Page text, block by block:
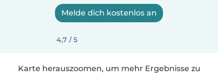
Melde dich kostenlos an
4,7 / 5
Karte herauszoomen, um mehr Ergebnisse zu